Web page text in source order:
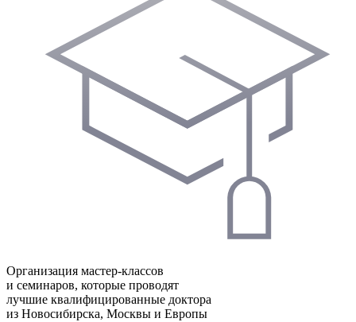
Организация мастер-классов
и семинаров, которые проводят
лучшие квалифицированные доктора
из Новосибирска, Москвы и Европы